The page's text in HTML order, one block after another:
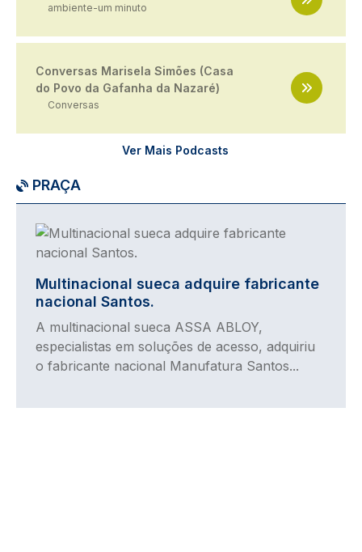
ambiente-um minuto
Conversas Marisela Simões (Casa
do Povo da Gafanha da Nazaré)
Conversas
Ver Mais Podcasts
PRAÇA
Imagem
Multinacional sueca adquire fabricante
nacional Santos.
A multinacional sueca ASSA ABLOY,
especialistas em soluções de acesso, adquiriu
o fabricante nacional Manufatura Santos...